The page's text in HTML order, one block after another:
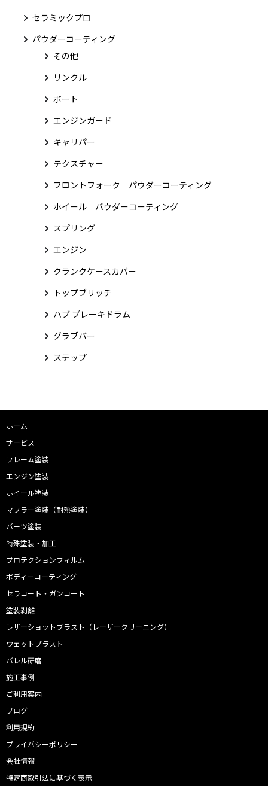
セラミックプロ
パウダーコーティング
その他
リンクル
ボート
エンジンガード
キャリパー
テクスチャー
フロントフォーク パウダーコーティング
ホイール パウダーコーティング
スプリング
エンジン
クランクケースカバー
トップブリッチ
ハブ ブレーキドラム
グラブバー
ステップ
ホーム
サービス
フレーム塗装
エンジン塗装
ホイール塗装
マフラー塗装（耐熱塗装）
パーツ塗装
特殊塗装・加工
プロテクションフィルム
ボディーコーティング
セラコート・ガンコート
塗装剥離
レザーショットブラスト（レーザークリーニング）
ウェットブラスト
バレル研磨
施工事例
ご利用案内
ブログ
利用規約
プライバシーポリシー
会社情報
特定商取引法に基づく表示